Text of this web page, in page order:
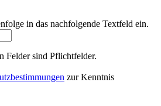
in das nachfolgende Textfeld ein.
Felder sind Pflichtfelder.
zur Kenntnis